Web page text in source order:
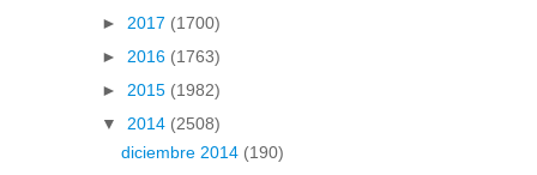
► 2017 (1700)
► 2016 (1763)
► 2015 (1982)
▼ 2014 (2508)
diciembre 2014 (190)